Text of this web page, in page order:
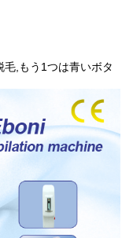
,もう1つは青いボタ